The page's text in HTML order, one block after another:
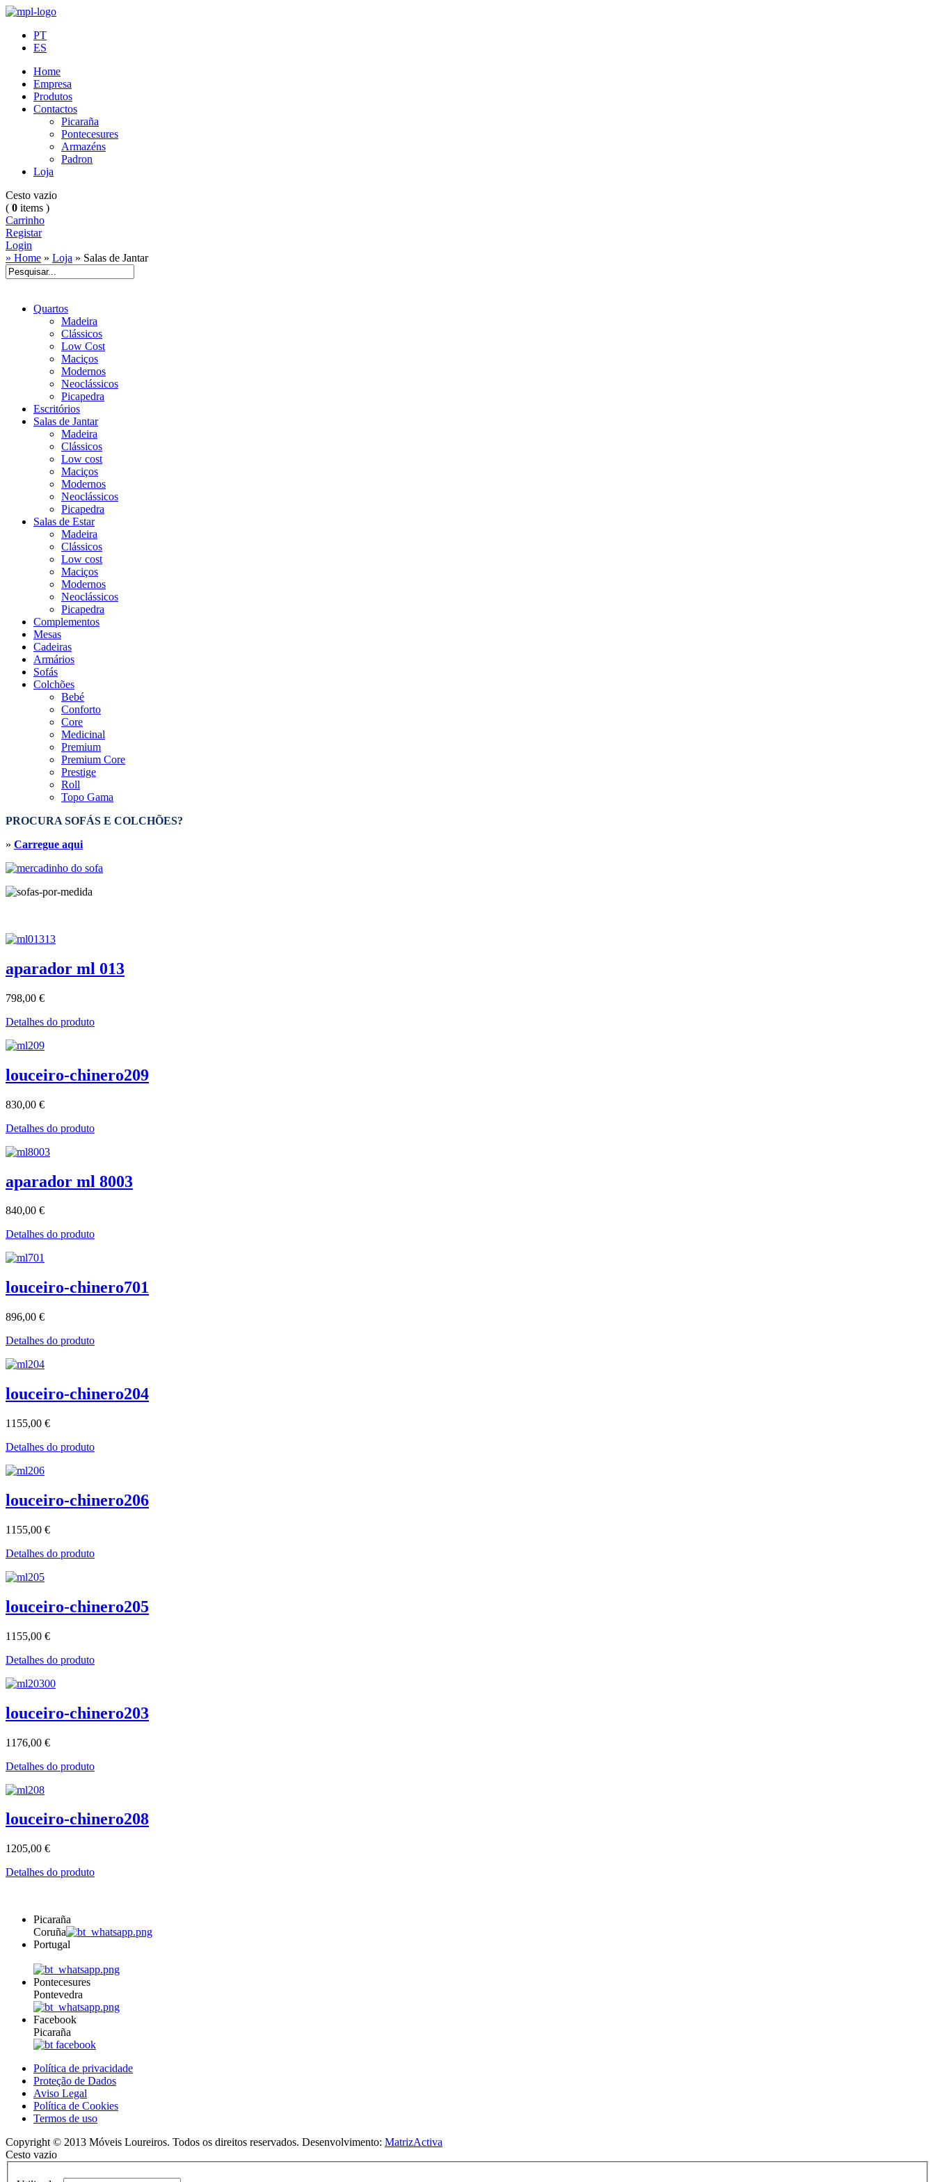
PT
ES
Home
Empresa
Produtos
Contactos
Picaraña
Pontecesures
Armazéns
Padron
Loja
Cesto vazio
( 0 items )
Carrinho
Registar
Login
» Home » Loja » Salas de Jantar
Quartos
Madeira
Clássicos
Low Cost
Maciços
Modernos
Neoclássicos
Picapedra
Escritórios
Salas de Jantar
Madeira
Clássicos
Low cost
Maciços
Modernos
Neoclássicos
Picapedra
Salas de Estar
Madeira
Clássicos
Low cost
Maciços
Modernos
Neoclássicos
Picapedra
Complementos
Mesas
Cadeiras
Armários
Sofás
Colchões
Bebé
Conforto
Core
Medicinal
Premium
Premium Core
Prestige
Roll
Topo Gama
PROCURA SOFÁS E COLCHÕES?
» Carregue aqui
aparador ml 013
798,00 €
Detalhes do produto
louceiro-chinero209
830,00 €
Detalhes do produto
aparador ml 8003
840,00 €
Detalhes do produto
louceiro-chinero701
896,00 €
Detalhes do produto
louceiro-chinero204
1155,00 €
Detalhes do produto
louceiro-chinero206
1155,00 €
Detalhes do produto
louceiro-chinero205
1155,00 €
Detalhes do produto
louceiro-chinero203
1176,00 €
Detalhes do produto
louceiro-chinero208
1205,00 €
Detalhes do produto
Picaraña
Coruña
Portugal
Pontecesures
Pontevedra
Facebook
Picaraña
Política de privacidade
Proteção de Dados
Aviso Legal
Política de Cookies
Termos de uso
Copyright © 2013 Móveis Loureiros. Todos os direitos reservados. Desenvolvimento: MatrizActiva
Cesto vazio